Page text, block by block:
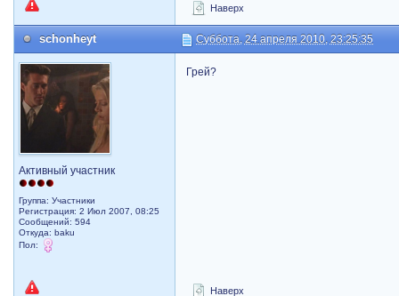
Наверх
schonheyt Суббота, 24 апреля 2010, 23:25:35
Активный участник
Группа: Участники
Регистрация: 2 Июл 2007, 08:25
Сообщений: 594
Откуда: baku
Пол:
Грей?
Наверх